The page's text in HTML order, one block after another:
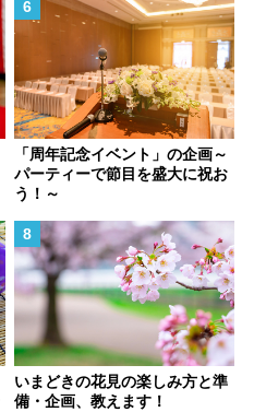
「周年記念イベント」の企画～
パーティーで節目を盛大に祝お
う！～
いまどきの花見の楽しみ方と準
備・企画、教えます！